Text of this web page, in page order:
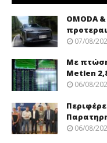
OMODA
07/08/
Με
Metlen
06/08/
06/08/